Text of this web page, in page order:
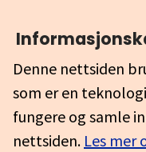
Denne nettsiden
som er en
fungere og samle
nettsiden. Les mer